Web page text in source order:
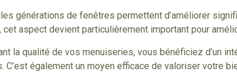
générations de fenêtres permettent d’améliorer
aspect devient particulièrement important pour
la qualité de vos menuiseries, vous bénéficiez d’un
C’est également un moyen efficace de valoriser votre